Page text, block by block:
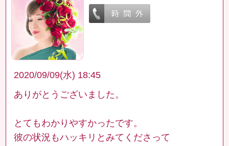
2020/09/09(水) 18:45
ありがとうございました。
とてもわかりやすかったです。
彼の状況もハッキリとみてくださって